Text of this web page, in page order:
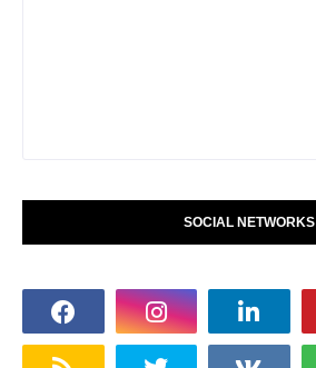
SOCIAL NETWORKS